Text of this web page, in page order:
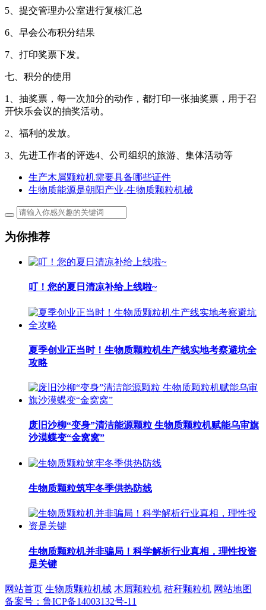
5、提交管理办公室进行复核汇总
6、早会公布积分结果
7、打印奖票下发。
七、积分的使用
1、抽奖票，每一次加分的动作，都打印一张抽奖票，用于召
开快乐会议的抽奖活动。
2、福利的发放。
3、先进工作者的评选4、公司组织的旅游、集体活动等
生产木屑颗粒机需要具备哪些证件
生物质能源是朝阳产业-生物质颗粒机械
为你推荐
叮！您的夏日清凉补给上线啦~
夏季创业正当时！生物质颗粒机生产线实地考察避坑全
攻略
废旧沙柳“变身”清洁能源颗粒 生物质颗粒机赋能乌审旗
沙漠蝶变“金窝窝”
生物质颗粒筑牢冬季供热防线
生物质颗粒机并非骗局！科学解析行业真相，理性投资
是关键
网站首页 生物质颗粒机械 木屑颗粒机 秸秆颗粒机 网站地图
备案号：鲁ICP备14003132号-11